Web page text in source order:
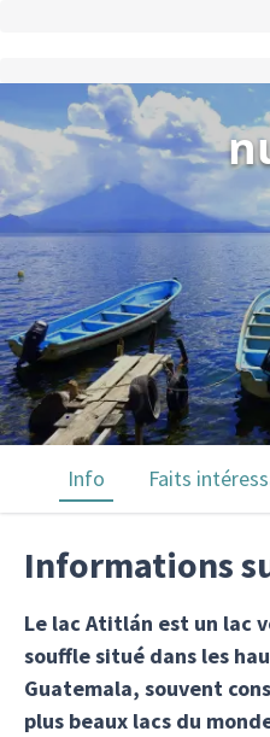
Info Faits
Informations
Le lac Atitlán est un lac
souffle situé dans les
Guatemala, souvent
plus beaux lacs du